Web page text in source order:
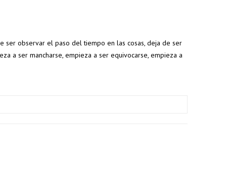
ser observar el paso del tiempo en las cosas, deja de ser
a ser mancharse, empieza a ser equivocarse, empieza a